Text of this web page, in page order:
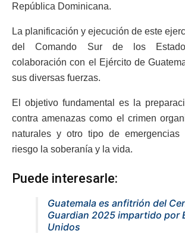
República Dominicana.
La planificación y ejecución de este
del Comando Sur de los
colaboración con el Ejército de
sus diversas fuerzas.
El objetivo fundamental es la
contra amenazas como el crimen
naturales y otro tipo de emergencias
riesgo la soberanía y la vida.
Puede interesarle:
Guatemala es anfitrión del
Guardian 2025 impartido por
Unidos